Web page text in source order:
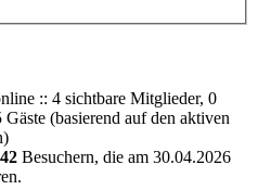
:: 4 sichtbare Mitglieder, 0
(basierend auf den aktiven
Besuchern, die am 30.04.2026